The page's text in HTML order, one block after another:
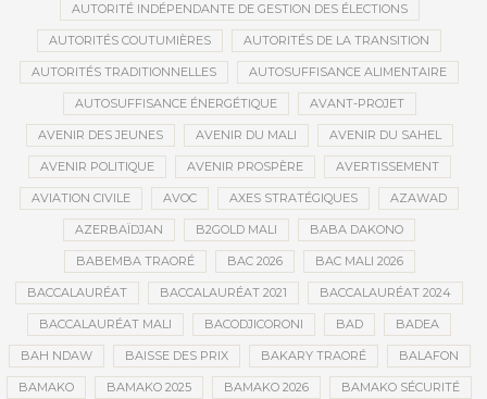
AUTORITÉ INDÉPENDANTE DE GESTION DES ÉLECTIONS
AUTORITÉS COUTUMIÈRES AUTORITÉS DE LA TRANSITION
AUTORITÉS TRADITIONNELLES AUTOSUFFISANCE ALIMENTAIRE
AUTOSUFFISANCE ÉNERGÉTIQUE AVANT-PROJET
AVENIR DES JEUNES AVENIR DU MALI AVENIR DU SAHEL
AVENIR POLITIQUE AVENIR PROSPÈRE AVERTISSEMENT
AVIATION CIVILE AVOC AXES STRATÉGIQUES AZAWAD
AZERBAÏDJAN B2GOLD MALI BABA DAKONO
BABEMBA TRAORÉ BAC 2026 BAC MALI 2026
BACCALAURÉAT BACCALAURÉAT 2021 BACCALAURÉAT 2024
BACCALAURÉAT MALI BACODJICORONI BAD BADEA
BAH NDAW BAISSE DES PRIX BAKARY TRAORÉ BALAFON
BAMAKO BAMAKO 2025 BAMAKO 2026 BAMAKO SÉCURITÉ